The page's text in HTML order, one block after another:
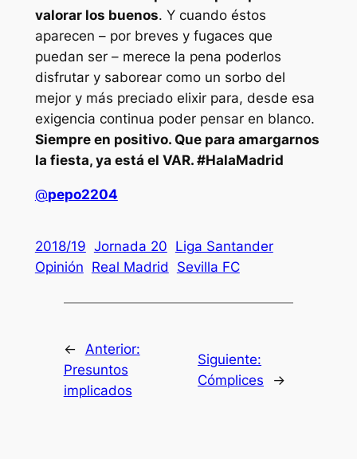
valorar los buenos. Y cuando éstos
aparecen – por breves y fugaces que
puedan ser – merece la pena poderlos
disfrutar y saborear como un sorbo del
mejor y más preciado elixir para, desde esa
exigencia continua poder pensar en blanco.
Siempre en positivo. Que para amargarnos
la fiesta, ya está el VAR. #HalaMadrid
@pepo2204
2018/19 Jornada 20 Liga Santander
Opinión Real Madrid Sevilla FC
← Anterior:
Presuntos
implicados
Siguiente:
Cómplices
→